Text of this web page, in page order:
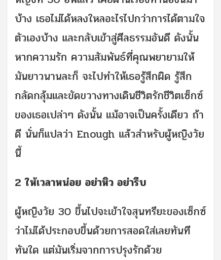
บ้าง เธอไม่ได้หลงใหลอะไรไปกว่าการได้ตามใจ
ตัวเองบ้าง และกลับเข้าสู่ศีลธรรมอันดี ดังนั้น
หากความรัก ความสัมพันธ์ที่คุณพยายามให้
มันยาวนานละก็ จะไปทำให้เธอรู้สึกผิด รู้สึก
กลัดกลุ้มและขัดขวางทางเดินชีวิตรักชีวิตเซ็กซ์
ของเธอเปล่าๆ ดังนั้น แม้อาจเป็นครั้งเดียว ถ้า
ดี นั่นก็แปลว่า Enough แล้วสำหรับผู้หญิงวัย
นี้
2 ให้เวลาหน่อย อย่าหิว อย่ารีบ
ผู้หญิงวัย 30 ขึ้นไปจะเข้าใจสุนทรียะของเซ็กซ์
ว่าไม่ได้ประกอบขึ้นด้วยการสอดใส่เลยทันที
ทันใด แต่มันเริ่มจากการปรุงรักด้วย